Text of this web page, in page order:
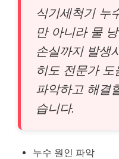
식기세척기 누
만 아니라 물
손실까지 발생
히도 전문가
파악하고 해결
습니다.
누수 원인 파악